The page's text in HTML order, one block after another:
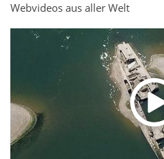
Webvideos aus aller Welt